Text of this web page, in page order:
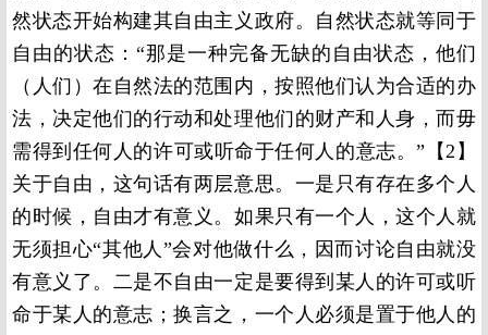
然状态开始构建其自由主义政府。自然状态就等同于
自由的状态：“那是一种完备无缺的自由状态，他们
（人们）在自然法的范围内，按照他们认为合适的办
法，决定他们的行动和处理他们的财产和人身，而毋
需得到任何人的许可或听命于任何人的意志。”【2】
关于自由，这句话有两层意思。一是只有存在多个人
的时候，自由才有意义。如果只有一个人，这个人就
无须担心“其他人”会对他做什么，因而讨论自由就没
有意义了。二是不自由一定是要得到某人的许可或听
命于某人的意志；换言之，一个人必须是置于他人的